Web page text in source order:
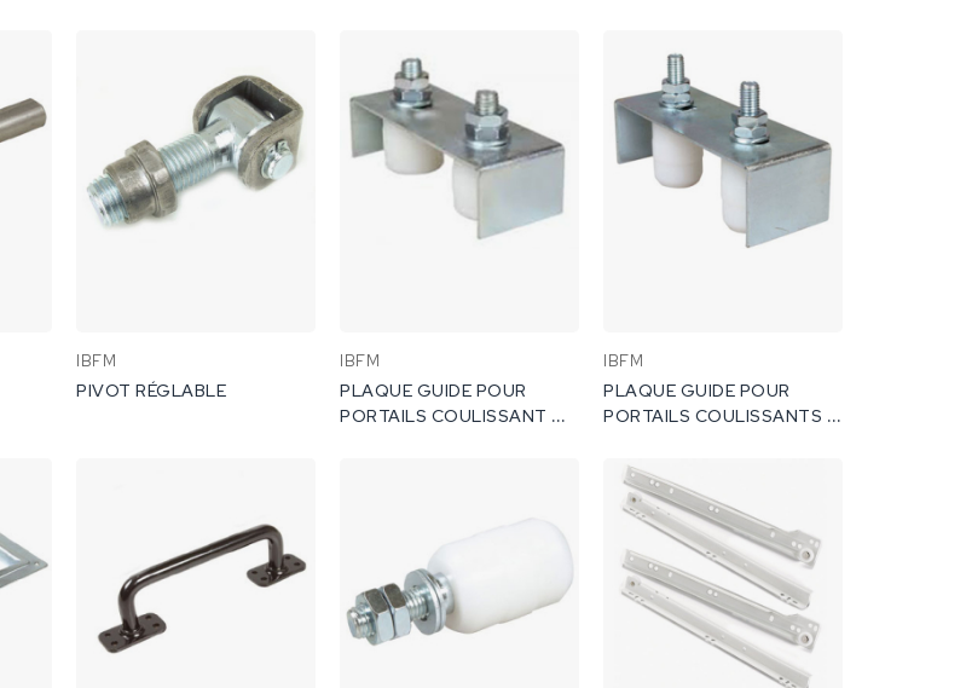
IBFM
PIVOT RÉGLABLE
IBFM
PLAQUE GUIDE POUR
PORTAILS COULISSANT A 2
IBFM
PLAQUE GUIDE POUR
PORTAILS COULISSANTS A
464.